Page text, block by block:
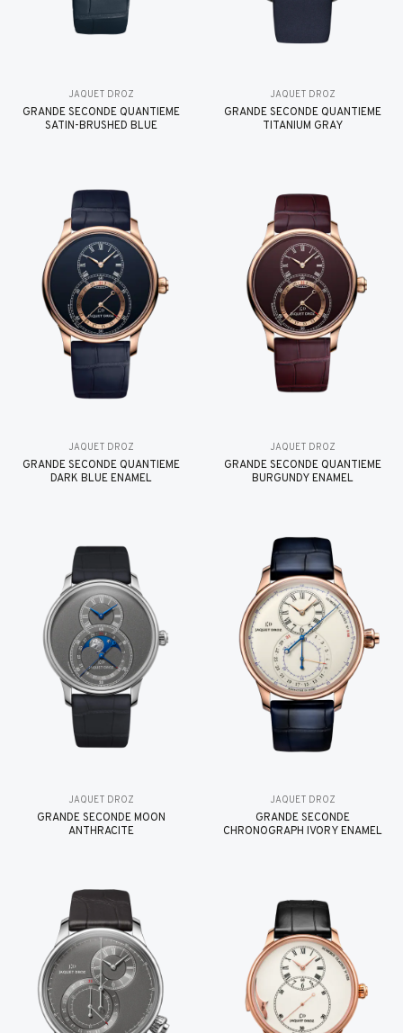
JAQUET DROZ
GRANDE SECONDE QUANTIÈME
SATIN-BRUSHED BLUE
JAQUET DROZ
GRANDE SECONDE QUANTIÈME
TITANIUM GRAY
JAQUET DROZ
GRANDE SECONDE QUANTIÈME
DARK BLUE ENAMEL
JAQUET DROZ
GRANDE SECONDE QUANTIÈME
BURGUNDY ENAMEL
JAQUET DROZ
GRANDE SECONDE MOON
ANTHRACITE
JAQUET DROZ
GRANDE SECONDE
CHRONOGRAPH IVORY ENAMEL